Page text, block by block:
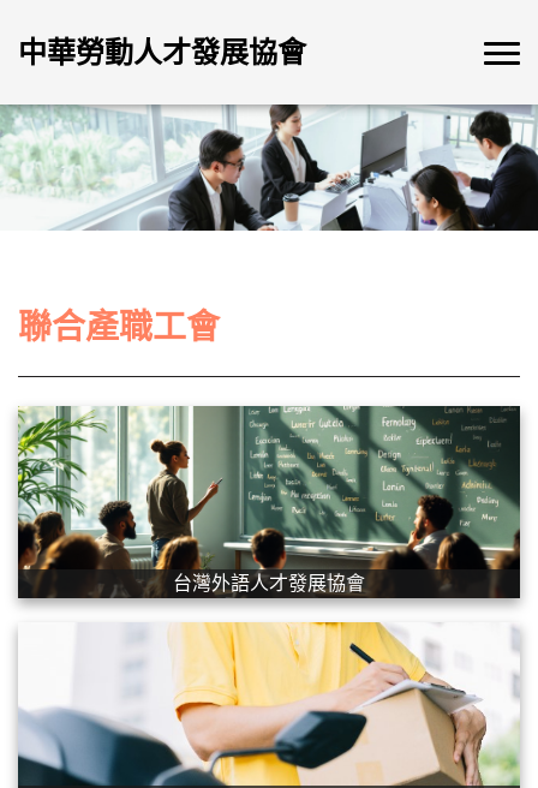
中華勞動人才發展協會
聯合產職工會
台灣外語人才發展協會